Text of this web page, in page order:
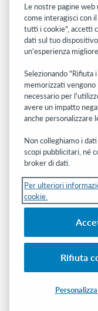
Siti correlati
OCLC.org
BibFormats
Community
Ricerca
WebJunction
Rete sviluppatori
Ricevi gli ultimi
ricerche, eventi e
nella tua casella di
Subscribe now
© 2026 OCLC Marchi
Le nostre pagine
come interagisci con
tutti i cookie", accetti
dati sul tuo
un'esperienza
Selezionando "Rifiuta
memorizzati
necessario per
avere un impatto
anche personalizzare
Non colleghiamo i
scopi pubblicitari, né
broker di dati.
Per ulteriori
cookie.
Rifiuta